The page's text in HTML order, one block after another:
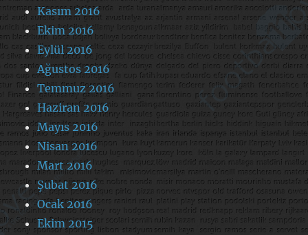
Kasım 2016
Ekim 2016
Eylül 2016
Ağustos 2016
Temmuz 2016
Haziran 2016
Mayıs 2016
Nisan 2016
Mart 2016
Şubat 2016
Ocak 2016
Ekim 2015